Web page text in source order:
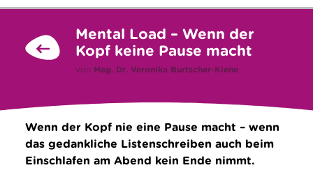
Service
Suche
Mental Load – Wenn der
Kopf keine Pause macht
von Mag. Dr. Veronika Burtscher-Kiene
Wenn der Kopf nie eine Pause macht – wenn
das gedankliche Listenschreiben auch beim
Einschlafen am Abend kein Ende nimmt.